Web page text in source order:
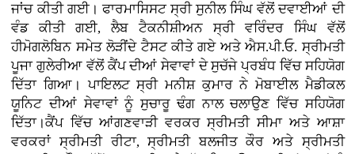
ਜਾਂਚ ਕੀਤੀ ਗਈ। ਫਾਰਮਾਸਿਸਟ ਸ੍ਰੀ ਸੁਨੀਲ ਸਿੰਘ ਵੱਲੋਂ ਦਵਾਈਆਂ ਦੀ
ਵੰਡ ਕੀਤੀ ਗਈ, ਲੈਬ ਟੈਕਨੀਸ਼ੀਅਨ ਸ੍ਰੀ ਵਰਿੰਦਰ ਸਿੰਘ ਵੱਲੋਂ
ਹੀਮੋਗਲੋਬਿਨ ਸਮੇਤ ਲੋੜੀਂਦੇ ਟੈਸਟ ਕੀਤੇ ਗਏ ਅਤੇ ਐਸ.ਪੀ.ਓ. ਸ੍ਰੀਮਤੀ
ਪੂਜਾ ਗੁਲੇਰੀਆ ਵੱਲੋਂ ਕੈਂਪ ਦੀਆਂ ਸੇਵਾਵਾਂ ਦੇ ਸੁਚੱਜੇ ਪ੍ਰਬੰਧ ਵਿੱਚ ਸਹਿਯੋਗ
ਦਿੱਤਾ ਗਿਆ। ਪਾਇਲਟ ਸ੍ਰੀ ਮਨੀਸ਼ ਕੁਮਾਰ ਨੇ ਮੋਬਾਈਲ ਮੈਡੀਕਲ
ਯੂਨਿਟ ਦੀਆਂ ਸੇਵਾਵਾਂ ਨੂੰ ਸੁਚਾਰੂ ਢੰਗ ਨਾਲ ਚਲਾਉਣ ਵਿੱਚ ਸਹਿਯੋਗ
ਦਿੱਤਾ।ਕੈਂਪ ਵਿੱਚ ਆਂਗਣਵਾੜੀ ਵਰਕਰ ਸ੍ਰੀਮਤੀ ਸੀਮਾ ਅਤੇ ਆਸ਼ਾ
ਵਰਕਰਾਂ ਸ੍ਰੀਮਤੀ ਰੀਟਾ, ਸ੍ਰੀਮਤੀ ਬਲਜੀਤ ਕੌਰ ਅਤੇ ਸ੍ਰੀਮਤੀ